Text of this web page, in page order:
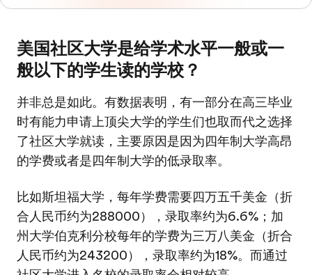
美国社区大学是给学术水平一般或一
般以下的学生读的学校？
并非总是如此。有数据表明，有一部分在高三毕业
时有能力申请上顶尖大学的学生们也取而代之选择
了社区大学就读，主要原因是因为四年制大学高昂
的学费或者是四年制大学的低录取率。
比如斯坦福大学，每年学费需要四万五千美金（折
合人民币约为288000），录取率约为6.6%；加
州大学伯克利分校每年的学费为三万八美金（折合
人民币约为243200），录取率约为18%。而通过